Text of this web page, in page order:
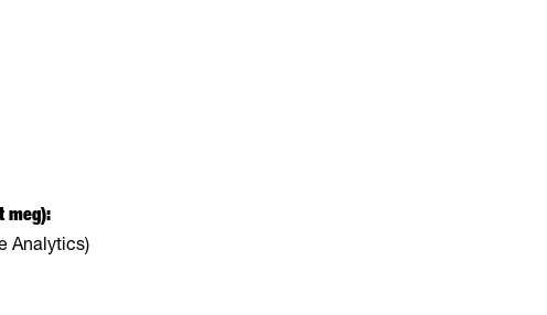
meg):
Analytics)